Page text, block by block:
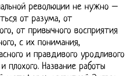
революции не нужно –
от разума, от
от привычного восприятия
с их понимания,
и правдивого уродливого
плохого. Название работы